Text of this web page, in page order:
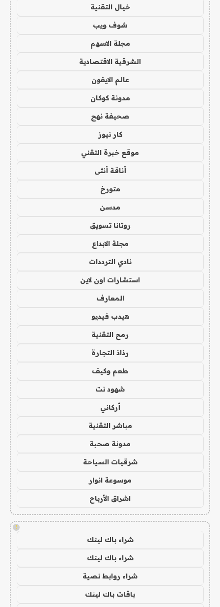
خيال التقنية
شوف ويب
مجلة الاسهم
الشرقية الاقتصادية
عالم الايفون
مدونة كوكان
صحيفة نهج
كار نيوز
موقع خبرة التقني
أناقة أنثى
متورخ
مدسن
روتانا تسويق
مجلة الابداع
نادي الترددات
استشارات اون لاين
المعارف
هيدب فيديو
رمح التقنية
رذاذ التجارة
طعم وكيف
شهود نت
أركاني
مباشر التقنية
مدونة صحبة
شرقيات السياحة
موسوعة انوار
اشراق الأرباح
!
شراء باك لينك
شراء باك لينك
شراء روابط نصية
باقات باك لينك